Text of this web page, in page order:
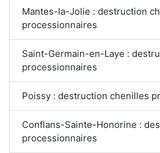
Mantes-la-Jolie : destruction
processionnaires
Saint-Germain-en-Laye :
processionnaires
Poissy : destruction chenilles
Conflans-Sainte-Honorine :
processionnaires